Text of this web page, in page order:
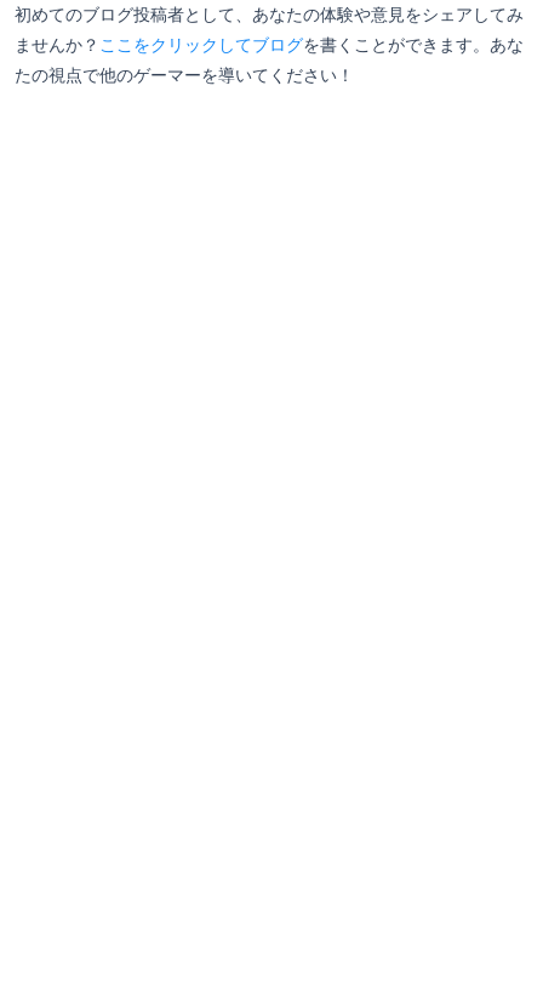
しかも調味料も”コショウを3段目の具材に2回掛け
る”など細か～～く決められるところに製作陣のこだわ
初めてのブログ投稿者として、あなたの体験や意見をシェアしてみ
ませんか？ ここをクリックしてブログを書くことができます。あな
たの視点で他のゲーマーを導いてください！